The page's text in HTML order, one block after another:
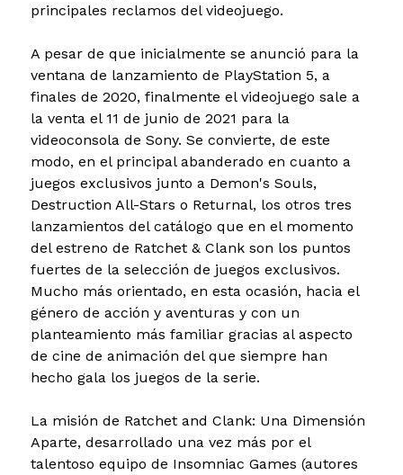
principales reclamos del videojuego.
A pesar de que inicialmente se anunció para la
ventana de lanzamiento de PlayStation 5, a
finales de 2020, finalmente el videojuego sale a
la venta el 11 de junio de 2021 para la
videoconsola de Sony. Se convierte, de este
modo, en el principal abanderado en cuanto a
juegos exclusivos junto a Demon's Souls,
Destruction All-Stars o Returnal, los otros tres
lanzamientos del catálogo que en el momento
del estreno de Ratchet & Clank son los puntos
fuertes de la selección de juegos exclusivos.
Mucho más orientado, en esta ocasión, hacia el
género de acción y aventuras y con un
planteamiento más familiar gracias al aspecto
de cine de animación del que siempre han
hecho gala los juegos de la serie.
La misión de Ratchet and Clank: Una Dimensión
Aparte, desarrollado una vez más por el
talentoso equipo de Insomniac Games (autores